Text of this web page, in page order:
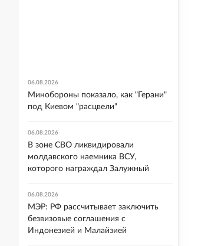
06.08.2026
Минобороны показало, как "Герани"
под Киевом "расцвели"
06.08.2026
В зоне СВО ликвидировали
молдавского наемника ВСУ,
которого награждал Залужный
06.08.2026
МЭР: РФ рассчитывает заключить
безвизовые соглашения с
Индонезией и Малайзией